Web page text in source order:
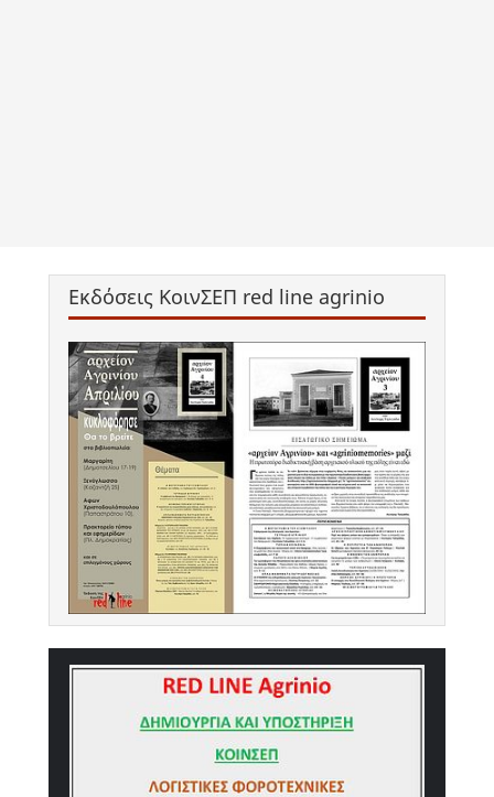
Εκδόσεις ΚοινΣΕΠ red line agrinio